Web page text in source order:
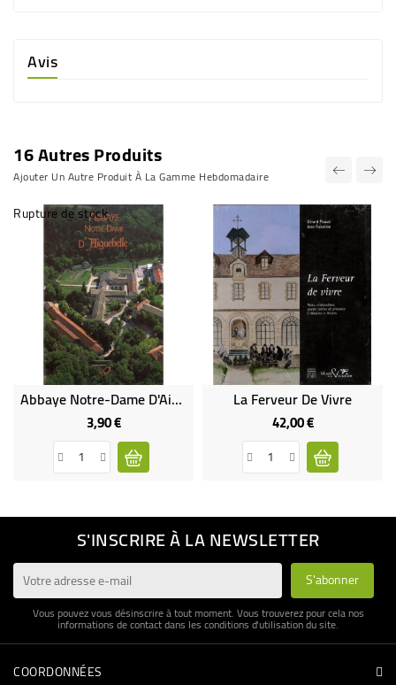
Avis
16 Autres Produits
Ajouter Un Autre Produit À La Gamme Hebdomadaire
Rupture de stock
Abbaye Notre-Dame D'Aiguebelle (Occasion)
3,90 €Prix
La Ferveur De Vivre
42,00 €Prix
S'INSCRIRE À LA NEWSLETTER
Vous pouvez vous désinscrire à tout moment. Vous trouverez pour cela nos
informations de contact dans les conditions d'utilisation du site.
COORDONNÉES